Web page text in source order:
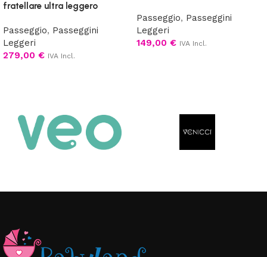
fratellare ultra leggero
Passeggio, Passeggini
Leggeri
279,00 € IVA Incl.
Passeggio, Passeggini
Leggeri
149,00 € IVA Incl.